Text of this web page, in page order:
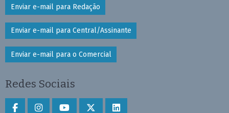
Enviar e-mail para Redação
Enviar e-mail para Central/Assinante
Enviar e-mail para o Comercial
Redes Sociais